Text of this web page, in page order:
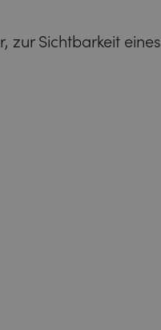
zur Sichtbarkeit eines